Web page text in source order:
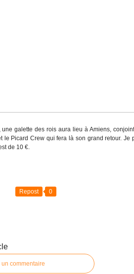
une galette des rois aura lieu à Amiens,
le Picard Crew qui fera là son grand retour.
de 10 €.
Repost 0
un commentaire